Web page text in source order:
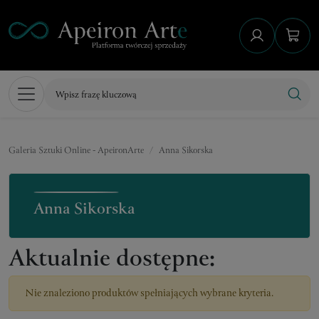
Galeria Sztuki Online - ApeironArte Anna Sikorska
Anna Sikorska
Aktualnie dostępne:
Nie znaleziono produktów spełniających wybrane kryteria.